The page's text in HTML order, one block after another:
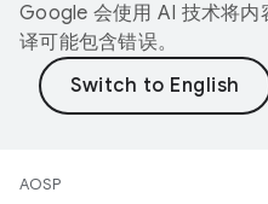
Google 会使用 AI 技术将内
译可能包含错误。
AOSP